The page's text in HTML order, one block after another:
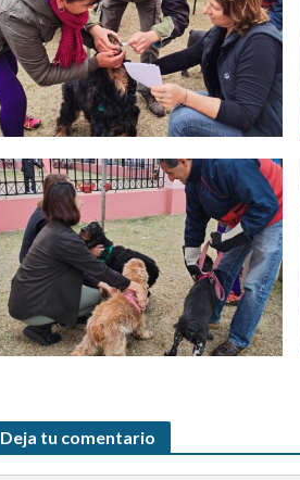
Deja tu comentario